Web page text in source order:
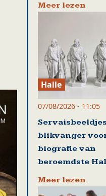
Meer lezen
Halle
07/08/2026 - 11:05
blikvanger
biografie van
beroemdste
Meer lezen